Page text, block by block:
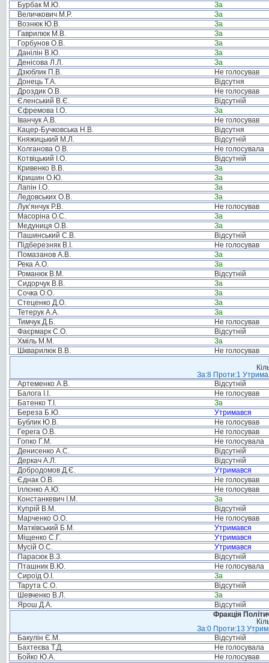
Бурбак М.Ю.
За
Величкович М.Р.
За
Вознюк Ю.В.
За
Гаврилюк М.В.
За
Горбунов О.В.
За
Данілін В.Ю.
За
Денісова Л.Л.
За
Дзюблик П.В.
Не голосував
Донець Т.А.
Відсутня
Дроздик О.В.
Не голосував
Єленський В.Є.
Відсутній
Єфремова І.О.
За
Іванчук А.В.
Не голосував
Кацер-Бучковська Н.В.
Відсутня
Княжицький М.Л.
Відсутній
Колганова О.В.
Не голосувала
Котвіцький І.О.
Відсутній
Кривенко В.В.
За
Кришин О.Ю.
За
Лапін І.О.
За
Ледовських О.В.
За
Лук’янчук Р.В.
Не голосував
Масоріна О.С.
За
Медуниця О.В.
За
Пашинський С.В.
Відсутній
Підберезняк В.І.
Не голосував
Помазанов А.В.
За
Река А.О.
За
Романюк В.М.
Відсутній
Сидорчук В.В.
За
Сочка О.О.
За
Стеценко Д.О.
За
Тетерук А.А.
За
Тимчук Д.Б.
Не голосував
Фаєрмарк С.О.
Відсутній
Хміль М.М.
За
Шкварилюк В.В.
Не голосував
За:8 Проти:1
Артеменко А.В.
Відсутній
Балога І.І.
Не голосував
Батенко Т.І.
За
Береза Б.Ю.
Утримався
Бублик Ю.В.
Не голосував
Герега О.В.
Не голосував
Гопко Г.М.
Не голосувала
Денисенко А.С.
Відсутній
Деркач А.Л.
Відсутній
Добродомов Д.Є.
Утримався
Єднак О.В.
Не голосував
Іллєнко А.Ю.
Не голосував
Констанкевич І.М.
За
Купрій В.М.
Відсутній
Марченко О.О.
Не голосував
Матківський Б.М.
Утримався
Міщенко С.Г.
Утримався
Мусій О.С.
Утримався
Парасюк В.З.
Відсутній
Пташник В.Ю.
Не голосувала
Сироїд О.І.
За
Тарута С.О.
Відсутній
Шевченко В.Л.
За
Ярош Д.А.
Відсутній
Фракція
За:0 Проти:13
Бакулін Є.М.
Відсутній
Бахтеєва Т.Д.
Не голосувала
Бойко Ю.А.
Не голосував